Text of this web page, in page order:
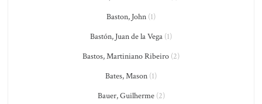
Baston, John (1)
Bastón, Juan de la Vega (1)
Bastos, Martiniano Ribeiro (2)
Bates, Mason (1)
Bauer, Guilherme(2)